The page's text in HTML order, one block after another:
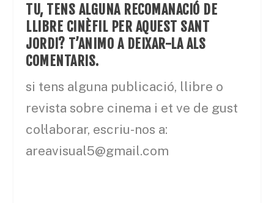
TU, TENS ALGUNA RECOMANACIÓ DE
LLIBRE CINÈFIL PER AQUEST SANT
JORDI? T’ANIMO A DEIXAR-LA ALS
COMENTARIS.
si tens alguna publicació, llibre o
revista sobre cinema i et ve de gust
col·laborar, escriu-nos a:
areavisual5@gmail.com